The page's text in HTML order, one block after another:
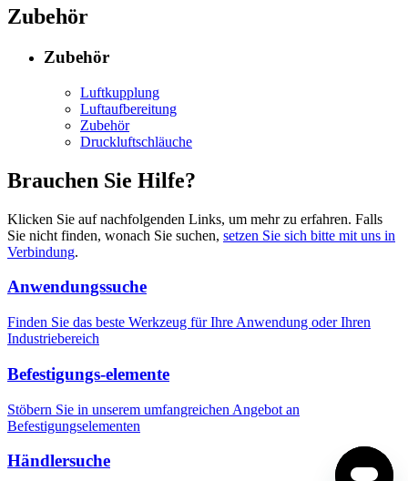
Zubehör
Zubehör
Luftkupplung
Luftaufbereitung
Zubehör
Druckluftschläuche
Brauchen Sie Hilfe?
Klicken Sie auf nachfolgenden Links, um mehr zu erfahren. Falls
Sie nicht finden, wonach Sie suchen, setzen Sie sich bitte mit uns in
Verbindung.
Anwendungssuche
Finden Sie das beste Werkzeug für Ihre Anwendung oder Ihren
Industriebereich
Befestigungs-elemente
Stöbern Sie in unserem umfangreichen Angebot an
Befestigungselementen
Händlersuche